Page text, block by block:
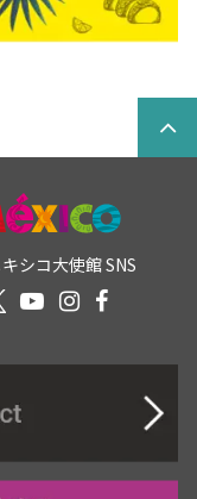
シコ大使館 SNS